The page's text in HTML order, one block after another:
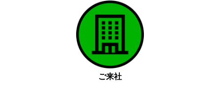
ご来社